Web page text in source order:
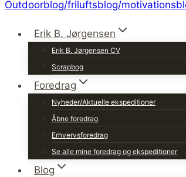
Erik B. Jørgensen
Erik B. Jørgensen CV
Scrapbog
Foredrag
Nyheder/Aktuelle ekspeditioner
Åbne foredrag
Erhvervsforedrag
Se alle mine foredrag og ekspeditioner
Blog